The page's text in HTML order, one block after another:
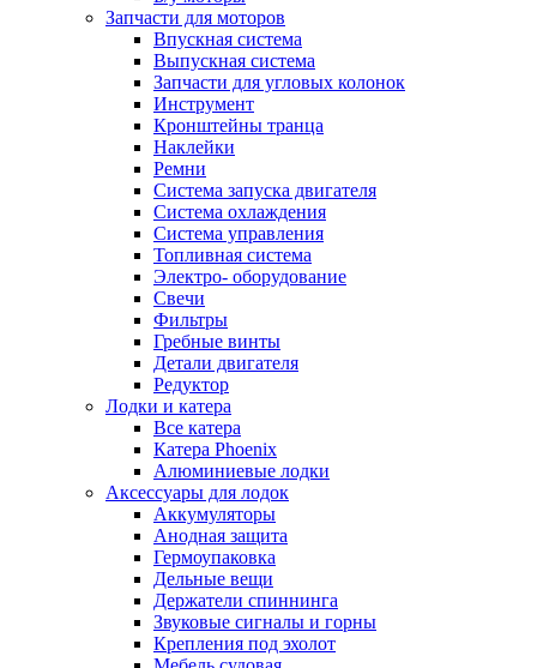
Запчасти для моторов
Впускная система
Выпускная система
Запчасти для угловых колонок
Инструмент
Кронштейны транца
Наклейки
Ремни
Система запуска двигателя
Система охлаждения
Система управления
Топливная система
Электро- оборудование
Свечи
Фильтры
Гребные винты
Детали двигателя
Редуктор
Лодки и катера
Все катера
Катера Phoenix
Алюминиевые лодки
Аксессуары для лодок
Аккумуляторы
Анодная защита
Гермоупаковка
Дельные вещи
Держатели спиннинга
Звуковые сигналы и горны
Крепления под эхолот